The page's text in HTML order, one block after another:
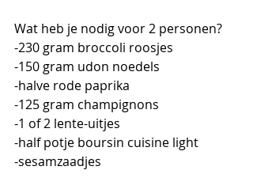
Wat heb je nodig voor 2 personen?
-230 gram broccoli roosjes
-150 gram udon noedels
-halve rode paprika
-125 gram champignons
-1 of 2 lente-uitjes
-half potje boursin cuisine light
-sesamzaadjes